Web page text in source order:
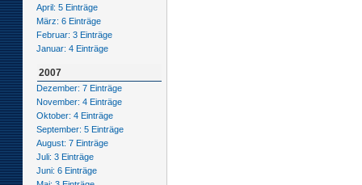
April: 5 Einträge
März: 6 Einträge
Februar: 3 Einträge
Januar: 4 Einträge
2007
Dezember: 7 Einträge
November: 4 Einträge
Oktober: 4 Einträge
September: 5 Einträge
August: 7 Einträge
Juli: 3 Einträge
Juni: 6 Einträge